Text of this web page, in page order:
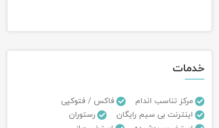
خدمات
مرکز تناسب اندام
فاکس / فتوکپی
اینترنت بی سیم رایگان
رستوران
تور ماسوله
تور مرداب سراوان
تور گلستان